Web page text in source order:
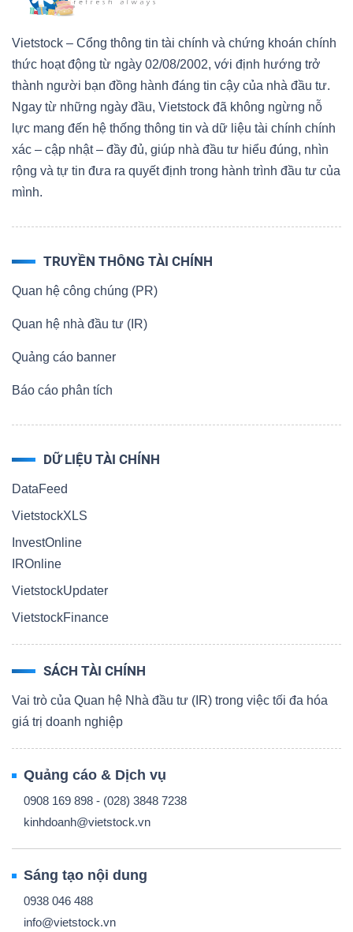
Vietstock – Cổng thông tin tài chính và chứng khoán chính
thức hoạt động từ ngày 02/08/2002, với định hướng trở
thành người bạn đồng hành đáng tin cậy của nhà đầu tư.
Ngay từ những ngày đầu, Vietstock đã không ngừng nỗ
lực mang đến hệ thống thông tin và dữ liệu tài chính chính
xác – cập nhật – đầy đủ, giúp nhà đầu tư hiểu đúng, nhìn
rộng và tự tin đưa ra quyết định trong hành trình đầu tư của
mình.
TRUYỀN THÔNG TÀI CHÍNH
Quan hệ công chúng (PR)
Quan hệ nhà đầu tư (IR)
Quảng cáo banner
Báo cáo phân tích
DỮ LIỆU TÀI CHÍNH
DataFeed
VietstockXLS
InvestOnline
IROnline
VietstockUpdater
VietstockFinance
SÁCH TÀI CHÍNH
Vai trò của Quan hệ Nhà đầu tư (IR) trong việc tối đa hóa
giá trị doanh nghiệp
Quảng cáo & Dịch vụ
0908 169 898 - (028) 3848 7238
kinhdoanh@vietstock.vn
Sáng tạo nội dung
0938 046 488
info@vietstock.vn